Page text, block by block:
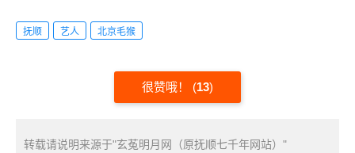
抚顺 艺人 北京毛猴
很赞哦！ (13)
转载请说明来源于"玄菟明月网（原抚顺七千年网站）"